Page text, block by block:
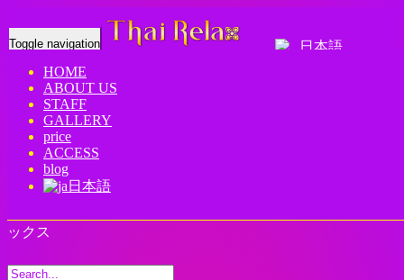
日本語
Toggle navigation
HOME
ABOUT US
STAFF
GALLERY
price
ACCESS
blog
日本語
Home -3月キ…
ックス